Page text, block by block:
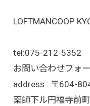
LOFTMANCOOP
tel:075-212-5352
お問い合わせフォ
address : 〒604-
薬師下ル円福寺前